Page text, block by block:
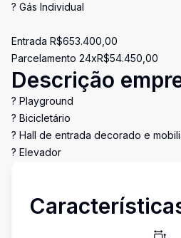
? Gás Individual
Entrada R$653.400,00
Parcelamento 24xR$54.450,00
Descrição
? Playground
? Bicicletário
? Hall de entrada decorado e
? Elevador